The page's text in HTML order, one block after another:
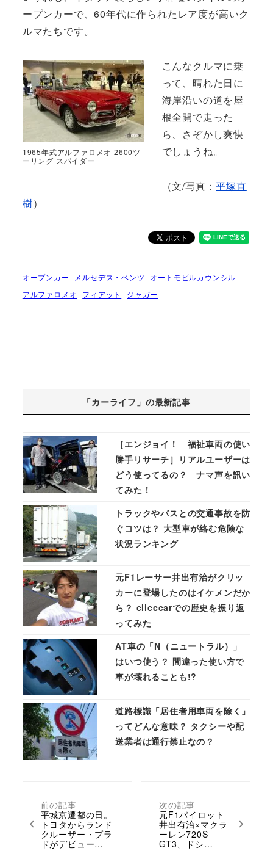
ープンカーで、60年代に作られたレア度が高いク
ルマたちです。
1965年式アルファロメオ 2600ツ
ーリング スパイダー
こんなクルマに乗
って、晴れた日に
海岸沿いの道を屋
根全開で走った
ら、さぞかし爽快
でしょうね。
（文/写真：平塚直
樹）
オープンカー メルセデス・ベンツ
オートモビルカウンシル
アルファロメオ
フィアット ジャガー
前の記事
平城京遷都の日。
トヨタからランド
クルーザー・プラ
ドがデビュー…
次の記事
元F1パイロット
井出有治×マクラ
ーレン720S
GT3、ドシ…
「カーライフ」の最新記事
［エンジョイ！ 福祉車両の使い
勝手リサーチ］リアルユーザーは
どう使ってるの？ ナマ声を訊い
てみた！
トラックやバスとの交通事故を防
ぐコツは？ 大型車が絡む危険な
状況ランキング
元F1レーサー井出有治がクリッ
カーに登場したのはイケメンだか
ら？ clicccarでの歴史を振り返
ってみた
AT車の「N（ニュートラル）」
はいつ使う？ 間違った使い方で
車が壊れることも!?
道路標識「居住者用車両を除く」
ってどんな意味？ タクシーや配
送業者は通行禁止なの？